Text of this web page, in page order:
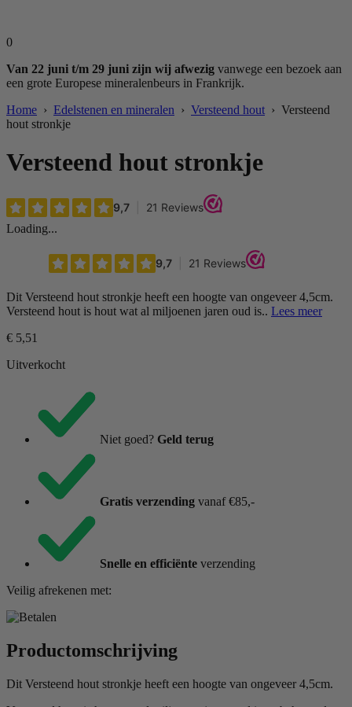
0
Van 22 juni t/m 29 juni zijn wij afwezig vanwege een bezoek aan
een grote Europese mineralenbeurs in Frankrijk.
Home › Edelstenen en mineralen › Versteend hout › Versteend
hout stronkje
Versteend hout stronkje
Loading...
Dit Versteend hout stronkje heeft een hoogte van ongeveer 4,5cm.
Versteend hout is hout wat al miljoenen jaren oud is.. Lees meer
€ 5,51
Uitverkocht
Niet goed? Geld terug
Gratis verzending vanaf €85,-
Snelle en efficiënte verzending
Veilig afrekenen met:
Productomschrijving
Dit Versteend hout stronkje heeft een hoogte van ongeveer 4,5cm.